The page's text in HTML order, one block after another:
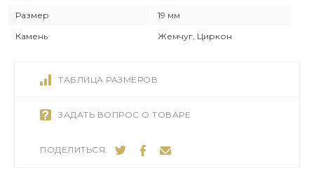
Размер
19 мм
Камень
Жемчуг, Циркон
ТАБЛИЦА РАЗМЕРОВ
ЗАДАТЬ ВОПРОС О ТОВАРЕ
ПОДЕЛИТЬСЯ: